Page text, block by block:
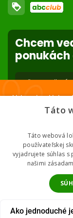
O nás
Nastavenia súborov
Dodacie podmienky
Reklamácie
Ochrana osobných
loyalty
Použite body a
Viac info
Chcem
Nakupuj za
Nižšie ceny na
* Odoslaním
Ako jednoduché
Táto
Táto webová
používateľskej
vyjadrujete súhlas s
našimi